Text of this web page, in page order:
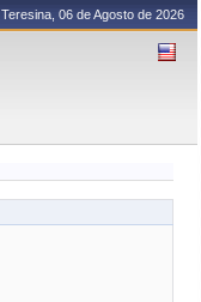
Teresina, 06 de Agosto de 2026